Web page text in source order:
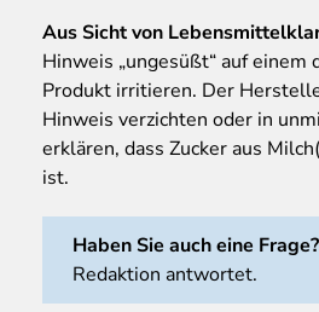
Aus Sicht von
Hinweis „ungesüßt“ auf einem
Produkt irritieren. Der
Hinweis verzichten oder in
erklären, dass Zucker aus
ist.
Haben Sie auch eine Frage?
Redaktion antwortet.